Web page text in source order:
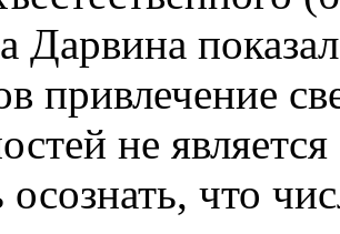
Дарвина
привлечение
не
что